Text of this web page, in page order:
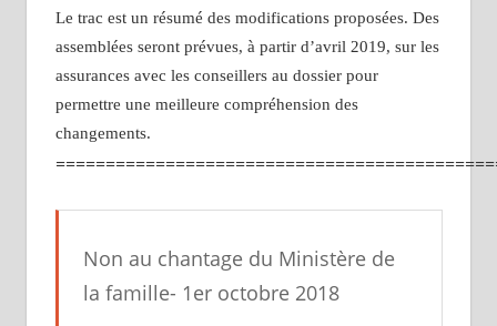
Le trac est un résumé des modifications proposées. Des
assemblées seront prévues, à partir d’avril 2019, sur les
assurances avec les conseillers au dossier pour
permettre une meilleure compréhension des
changements.
Non au chantage du Ministère de
la famille- 1er octobre 2018